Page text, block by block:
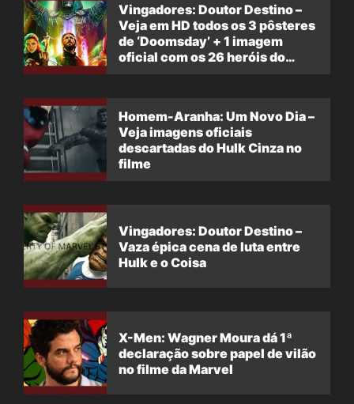
Vingadores: Doutor Destino –
Veja em HD todos os 3 pôsteres
de ‘Doomsday’ + 1 imagem
oficial com os 26 heróis do
Homem-Aranha: Um Novo Dia –
Veja imagens oficiais
descartadas do Hulk Cinza no
filme
Vingadores: Doutor Destino –
Vaza épica cena de luta entre
Hulk e o Coisa
X-Men: Wagner Moura dá 1ª
declaração sobre papel de vilão
no filme da Marvel